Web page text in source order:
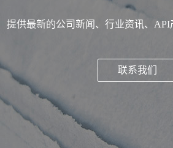
提供最新的公司新闻、行业资讯、
联系我们